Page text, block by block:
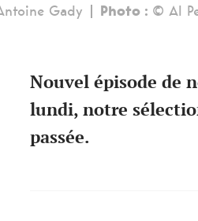
Gady Photo : © Al
Nouvel épisode de
lundi, notre
passée.